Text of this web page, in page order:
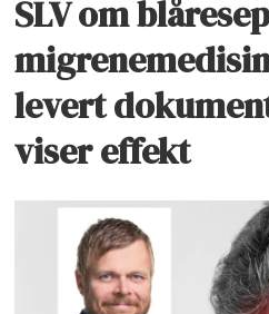
SLV om
levert
viser effekt